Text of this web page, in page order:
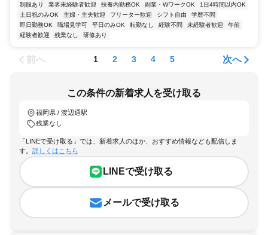
制服あり 業界未経験者歓迎 扶養内勤務OK 副業・WワークOK
1日4時間以内OK
土日祝のみOK
主婦・主夫歓迎 フリーター歓迎 シフト自由
学歴不問
即日勤務OK
職場見学可 平日のみOK 転勤なし 経験不問 未経験者歓迎
午前
経験者歓迎
残業なし 研修あり
前へ 1 2 3 4 5 次へ
この条件の新着求人を受け取る
福岡県 / 渡辺通駅
残業なし
「LINEで受け取る」では、新着求人のほか、おすすめ情報なども配信しま
す。 詳しくはこちら
LINEで受け取る
メールで受け取る